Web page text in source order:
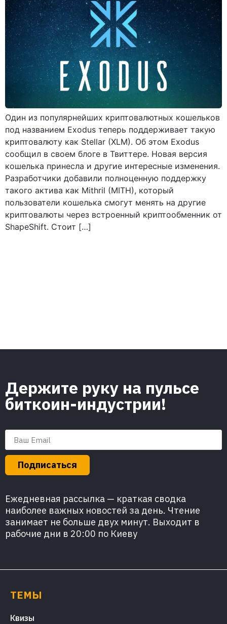
Один из популярнейших криптовалютных кошельков
под названием Exodus теперь поддерживает такую
криптовалюту как Stellar (XLM). Об этом Exodus
сообщил в своем блоге в Твиттере. Новая версия
кошелька принесла и другие интересные изменения.
Разработчики добавили полноценную поддержку
такого актива как Mithril (MITH), который
пользователи кошелька смогут менять на другие
криптовалюты через встроенный криптообменник от
ShapeShift. Стоит […]
Держите руку на пульсе
биткоин-индустрии!
Подписаться
Ежедневная рассылка — краткая сводка
наиболее важных новостей за день. Чтение
занимает не больше двух минут. Выходит в
рабочие дни в 20:00 по Киеву
ТЕМЫ
Квизы